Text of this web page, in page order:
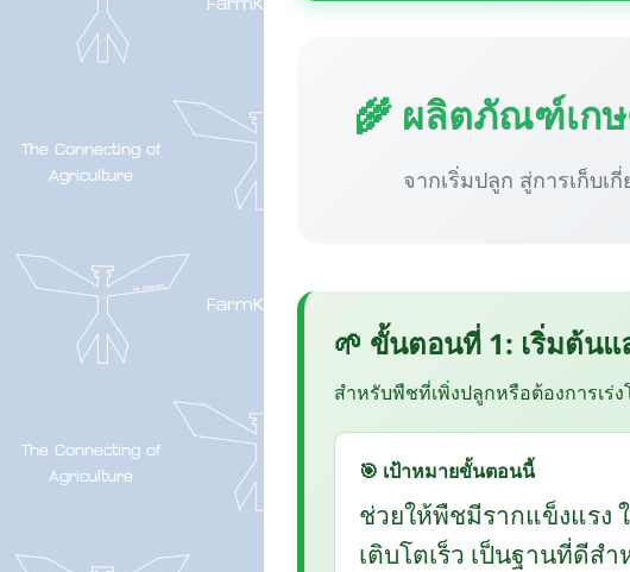
🌾 ผลิตภัณฑ์เกษ
จากเริ่มปลูก สู่การเก็บ
🌱 ขั้นตอนที่ 1: เริ่มต้นแ
สำหรับพืชที่เพิ่งปลูกหรือต้องการเร่ง
🎯 เป้าหมายขั้นตอนนี้
ช่วยให้พืชมีรากแข็งแรง
เติบโตเร็ว เป็นฐานที่ดีส